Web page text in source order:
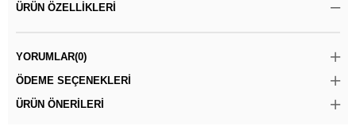
ÜRÜN ÖZELLIKLERI
YORUMLAR(0)
ÖDEME SEÇENEKLERI
ÜRÜN ÖNERILERI